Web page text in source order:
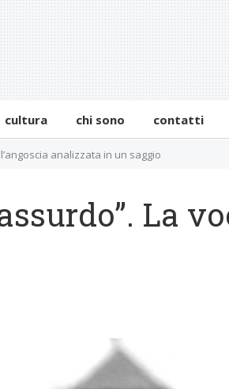
cultura chi sono contatti
analizzata in un saggio
La